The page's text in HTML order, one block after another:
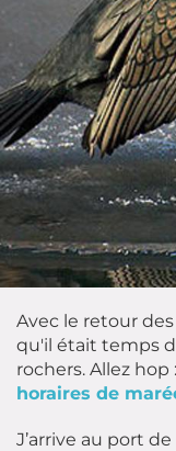
Avec le retour
qu'il était temps
rochers. Allez
horaires de
J’arrive au port